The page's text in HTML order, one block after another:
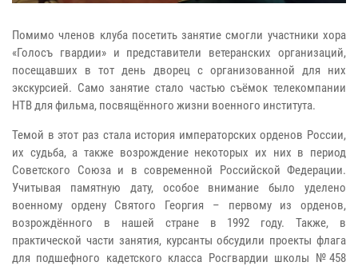
Помимо членов клуба посетить занятие смогли участники хора
«Голосъ гвардии» и представители ветеранских организаций,
посещавших в тот день дворец с организованной для них
экскурсией. Само занятие стало частью съёмок телекомпании
НТВ для фильма, посвящённого жизни военного института.
Темой в этот раз стала история императорских орденов России,
их судьба, а также возрождение некоторых их них в период
Советского Союза и в современной Российской Федерации.
Учитывая памятную дату, особое внимание было уделено
военному ордену Святого Георгия – первому из орденов,
возрождённого в нашей стране в 1992 году. Также, в
практической части занятия, курсанты обсудили проекты флага
для подшефного кадетского класса Росгвардии школы №458